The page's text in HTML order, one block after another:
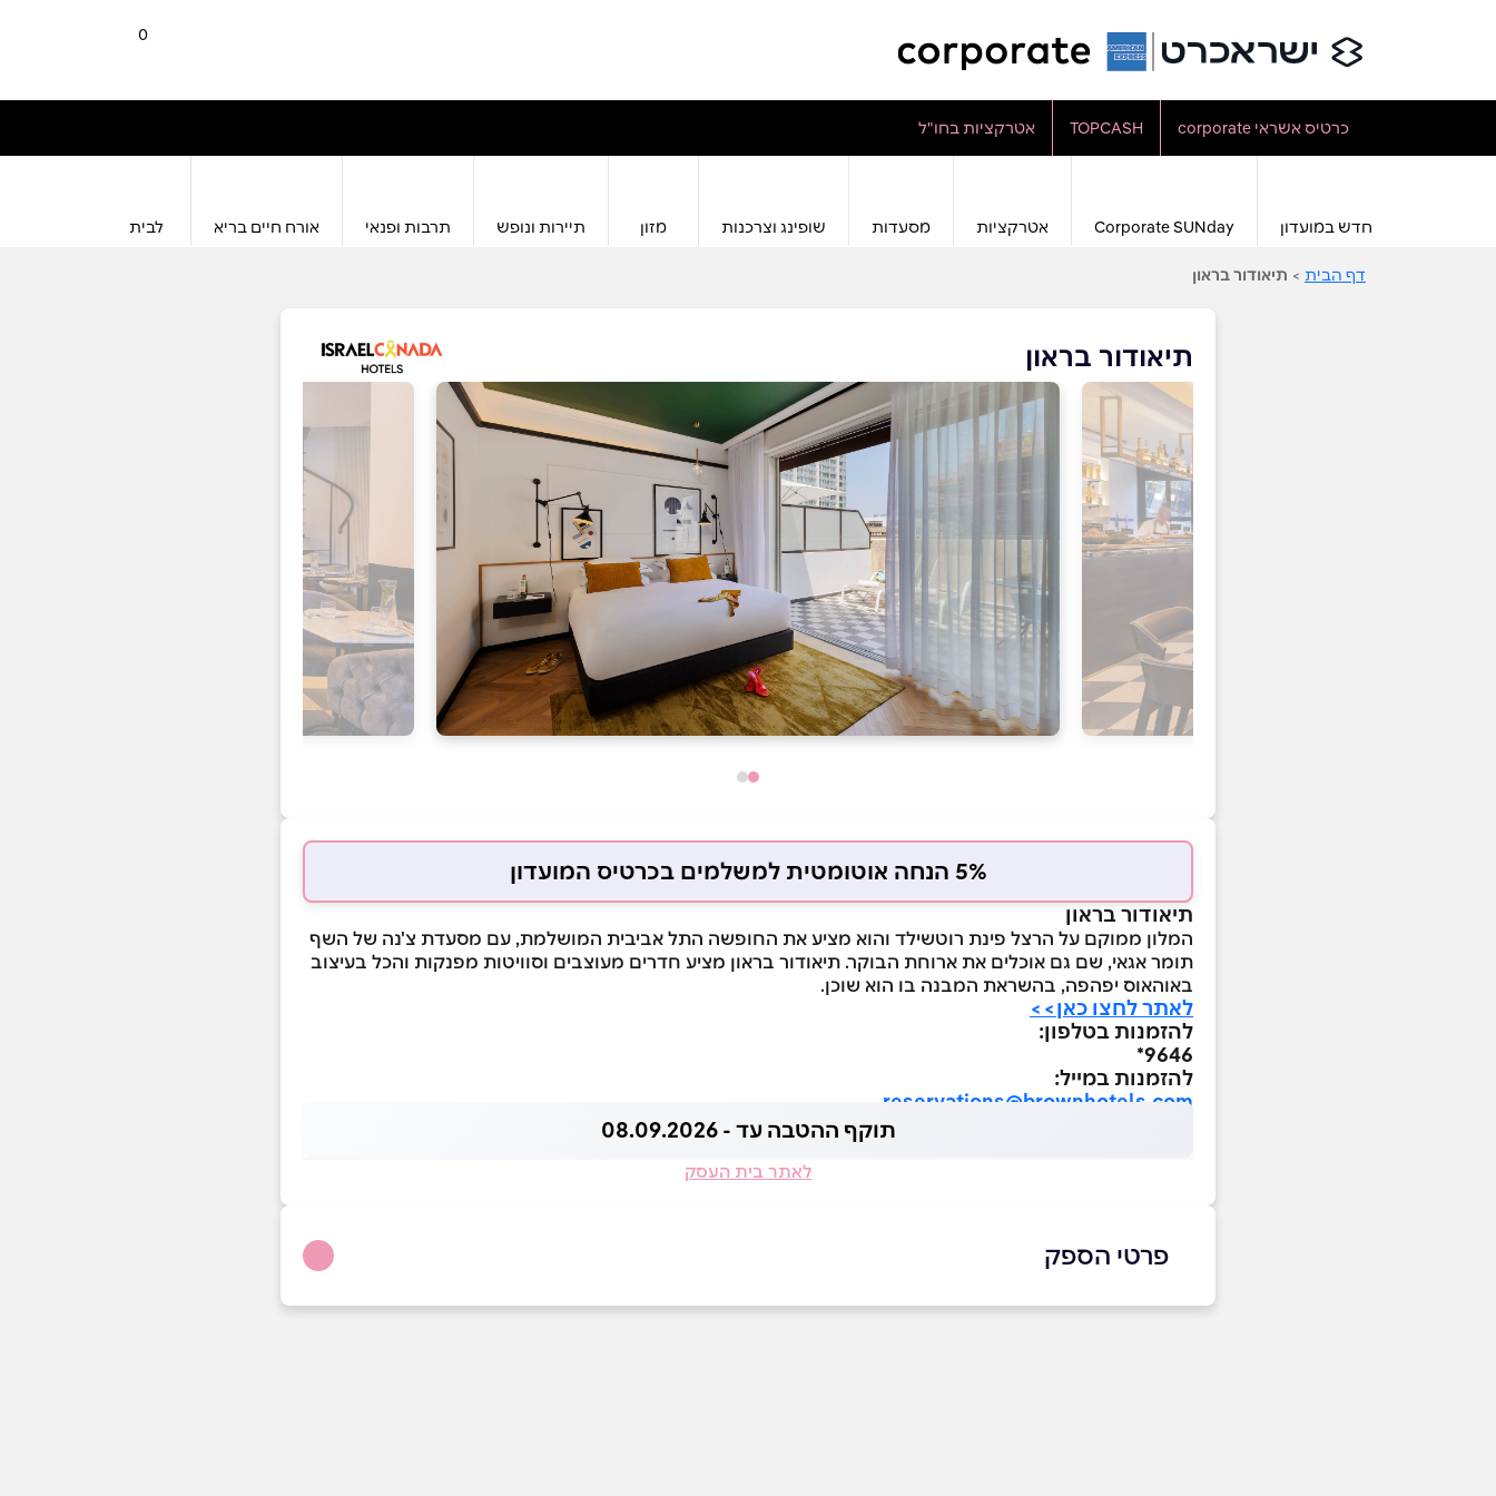
0
כרטיס אשראי corporate TOPCASH אטרקציות בחו"ל
חדש במועדון Corporate SUNday אטרקציות מסעדות שופינג וצרכנות מזון תיירות ונופש תרבות ופנאי אורח חיים בריא לבית
דף הבית > תיאודור בראון
תיאודור בראון
5% הנחה אוטומטית למשלמים בכרטיס המועדון
תיאודור בראון
המלון ממוקם על הרצל פינת רוטשילד והוא מציע את החופשה התל אביבית המושלמת, עם מסעדת צ'נה של השף
תומר אגאי, שם גם אוכלים את ארוחת הבוקר. תיאודור בראון מציע חדרים מעוצבים וסוויטות מפנקות והכל בעיצוב
באוהאוס יפהפה, בהשראת המבנה בו הוא שוכן.
לאתר לחצו כאן>>
להזמנות בטלפון:
9646*
להזמנות במייל:
reservations@brownhotels.com
תוקף ההטבה עד - 08.09.2026
לאתר בית העסק
פרטי הספק